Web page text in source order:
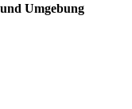
Umgebung